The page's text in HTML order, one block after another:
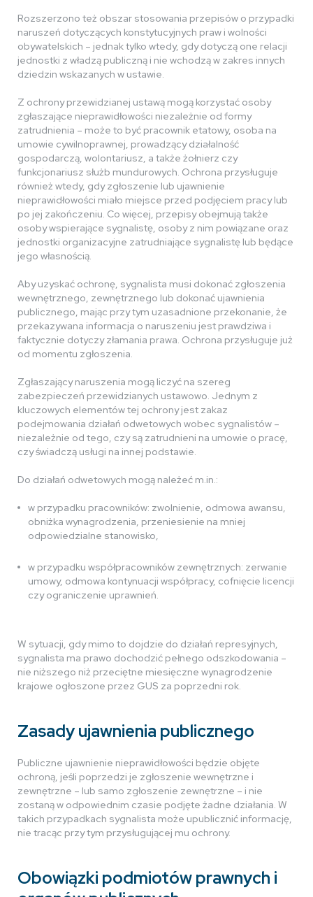
Rozszerzono też obszar stosowania przepisów o przypadki
naruszeń dotyczących konstytucyjnych praw i wolności
obywatelskich – jednak tylko wtedy, gdy dotyczą one relacji
jednostki z władzą publiczną i nie wchodzą w zakres innych
dziedzin wskazanych w ustawie.
Z ochrony przewidzianej ustawą mogą korzystać osoby
zgłaszające nieprawidłowości niezależnie od formy
zatrudnienia – może to być pracownik etatowy, osoba na
umowie cywilnoprawnej, prowadzący działalność
gospodarczą, wolontariusz, a także żołnierz czy
funkcjonariusz służb mundurowych. Ochrona przysługuje
również wtedy, gdy zgłoszenie lub ujawnienie
nieprawidłowości miało miejsce przed podjęciem pracy lub
po jej zakończeniu. Co więcej, przepisy obejmują także
osoby wspierające sygnalistę, osoby z nim powiązane oraz
jednostki organizacyjne zatrudniające sygnalistę lub będące
jego własnością.
Aby uzyskać ochronę, sygnalista musi dokonać zgłoszenia
wewnętrznego, zewnętrznego lub dokonać ujawnienia
publicznego, mając przy tym uzasadnione przekonanie, że
przekazywana informacja o naruszeniu jest prawdziwa i
faktycznie dotyczy złamania prawa. Ochrona przysługuje już
od momentu zgłoszenia.
Zgłaszający naruszenia mogą liczyć na szereg
zabezpieczeń przewidzianych ustawowo. Jednym z
kluczowych elementów tej ochrony jest zakaz
podejmowania działań odwetowych wobec sygnalistów –
niezależnie od tego, czy są zatrudnieni na umowie o pracę,
czy świadczą usługi na innej podstawie.
Do działań odwetowych mogą należeć m.in.:
w przypadku pracowników: zwolnienie, odmowa awansu,
obniżka wynagrodzenia, przeniesienie na mniej
odpowiedzialne stanowisko,
w przypadku współpracowników zewnętrznych: zerwanie
umowy, odmowa kontynuacji współpracy, cofnięcie licencji
czy ograniczenie uprawnień.
W sytuacji, gdy mimo to dojdzie do działań represyjnych,
sygnalista ma prawo dochodzić pełnego odszkodowania –
nie niższego niż przeciętne miesięczne wynagrodzenie
krajowe ogłoszone przez GUS za poprzedni rok.
Zasady ujawnienia publicznego
Publiczne ujawnienie nieprawidłowości będzie objęte
ochroną, jeśli poprzedzi je zgłoszenie wewnętrzne i
zewnętrzne – lub samo zgłoszenie zewnętrzne – i nie
zostaną w odpowiednim czasie podjęte żadne działania. W
takich przypadkach sygnalista może upublicznić informację,
nie tracąc przy tym przysługującej mu ochrony.
Obowiązki podmiotów prawnych i